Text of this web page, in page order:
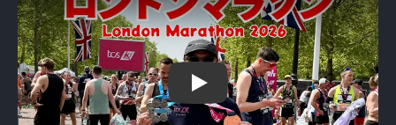
Play